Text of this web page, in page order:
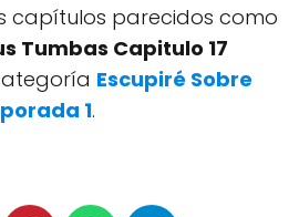
capítulos parecidos como
Tumbas Capitulo 17
Escupiré Sobre
1.